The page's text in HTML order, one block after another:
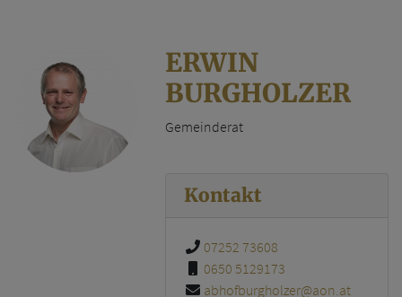
ERWIN
BURGHOLZER
Gemeinderat
Kontakt
07252 73608
0650 5129173
abhofburgholzer@aon.at